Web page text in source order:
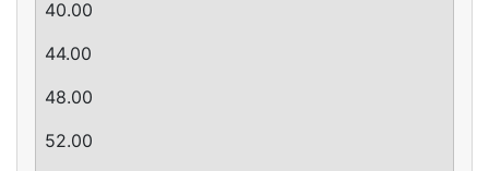
40.00
44.00
48.00
52.00